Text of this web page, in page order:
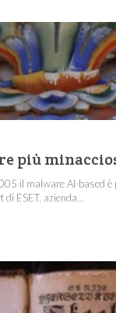
più
il malware AI-based
ESET, azienda...